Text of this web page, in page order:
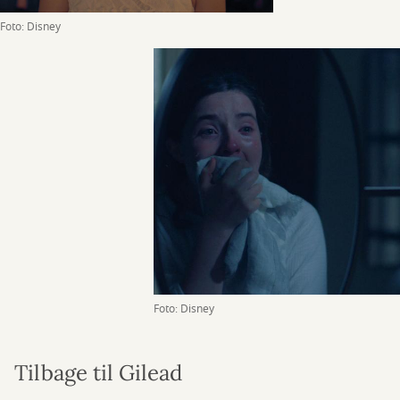
Foto: Disney
Foto: Disney
Tilbage til Gilead